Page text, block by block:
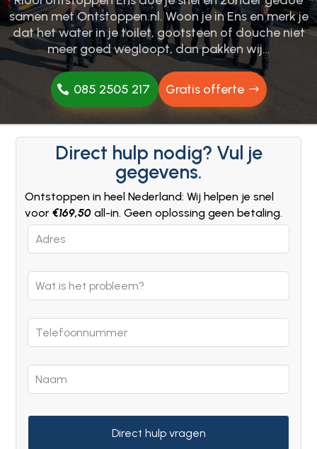
samen met Ontstoppen.​nl.​ Woon je in Ens en merk je
dat het water in je toilet, gootsteen of douche niet
meer goed wegloopt, dan pakken wij…
085 2505 217 Gratis offerte
Direct hulp nodig? Vul je
gegevens.
Ontstoppen in heel Nederland: Wij helpen je snel
voor€169,50 all-in. Geen oplossing geen betaling.
Leave
this
blank
Direct hulp vragen